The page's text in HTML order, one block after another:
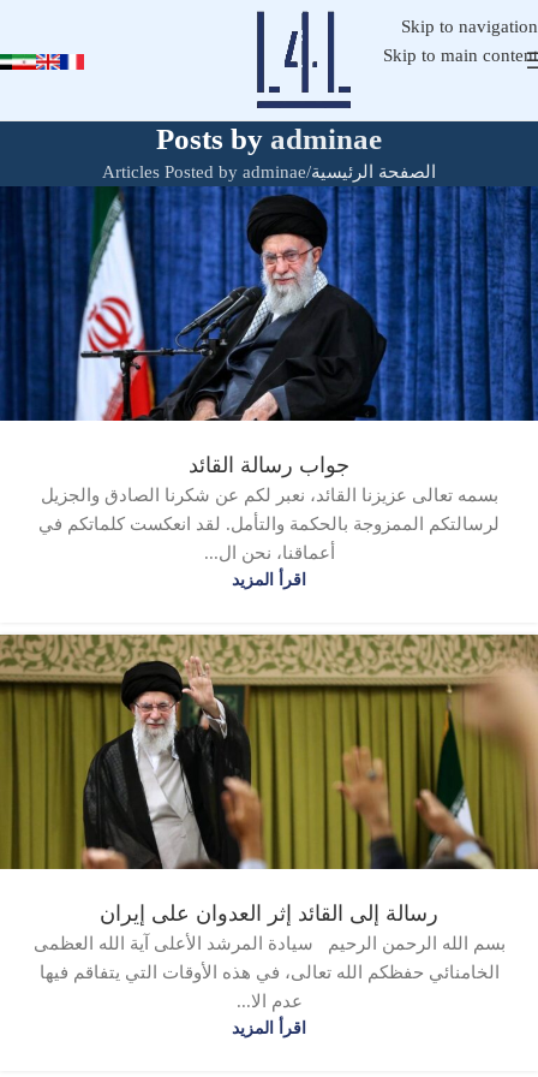
Skip to navigation
Skip to main content
Posts by adminae
الصفحة الرئيسية Articles Posted by adminae
جواب رسالة القائد
بسمه تعالی عزيزنا القائد، نعبر لكم عن شكرنا الصادق والجزيل
لرسالتكم الممزوجة بالحكمة والتأمل. لقد انعكست كلماتكم في
أعماقنا، نحن ال...
اقرأ المزيد
رسالة إلى القائد إثر العدوان على إيران
بسم الله الرحمن الرحيم سيادة المرشد الأعلى آية الله العظمى
الخامنائي حفظكم الله تعالى، في هذه الأوقات التي يتفاقم فيها
عدم الا...
اقرأ المزيد